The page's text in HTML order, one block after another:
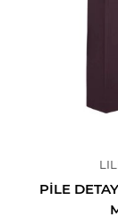
PILE